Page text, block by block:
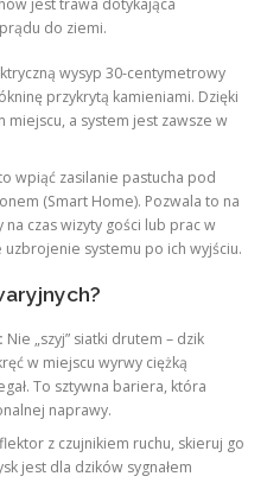
do ziemi.
wysyp 30-centymetrowy
przykrytą kamieniami. Dzięki
miejscu, a system jest zawsze w
wpiąć zasilanie pastucha pod
(Smart Home). Pozwala to na
na czas wizyty gości lub prac w
systemu po ich wyjściu.
Nie „szyj” siatki drutem – dzik
w miejscu wyrwy ciężką
To sztywna bariera, która
naprawy.
z czujnikiem ruchu, skieruj go
jest dla dzików sygnałem